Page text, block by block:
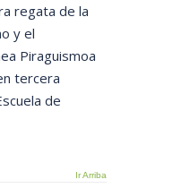
regata de la
y el
Piraguismoa
tercera
de
Ir Arriba